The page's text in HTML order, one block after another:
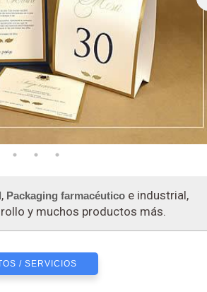
, Packaging farmacéutico e industrial,
y muchos productos más.
/ SERVICIOS